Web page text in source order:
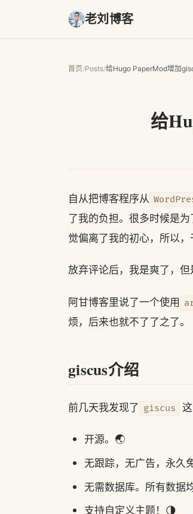
老刘博客
首页/Posts/给Hugo PaperMod增加
给
自从把博客程序从
了我的负担。很多时候是
觉偏离了我的初心，所以，
放弃评论后，我是爽了，
阿甘博客里说了一个使用
烦，后来也就不了了之了。
giscus介绍
前几天我发现了 giscus
开源。🌏
无跟踪，无广告，永久
无需数据库。所有数据
支持自定义主题！🌗